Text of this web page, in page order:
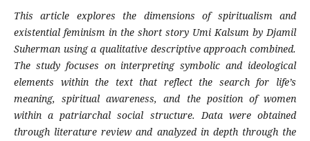
This article explores the dimensions of spiritualism and
existential feminism in the short story Umi Kalsum by Djamil
Suherman using a qualitative descriptive approach combined.
The study focuses on interpreting symbolic and ideological
elements within the text that reflect the search for life’s
meaning, spiritual awareness, and the position of women
within a patriarchal social structure. Data were obtained
through literature review and analyzed in depth through the